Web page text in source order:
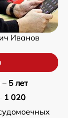
Иванов
– 5 лет
1 020